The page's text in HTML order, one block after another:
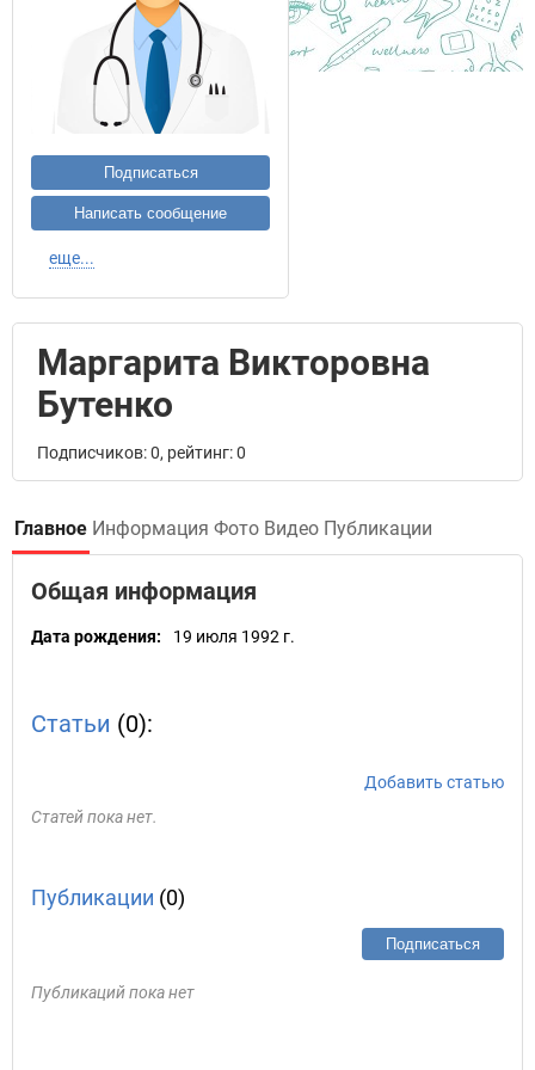
Подписаться
Написать сообщение
еще...
Маргарита Викторовна
Бутенко
Подписчиков: 0, рейтинг: 0
Главное Информация Фото Видео Публикации
Общая информация
Дата рождения: 19 июля 1992 г.
Статьи (0):
Добавить статью
Статей пока нет.
Публикации (0)
Подписаться
Публикаций пока нет